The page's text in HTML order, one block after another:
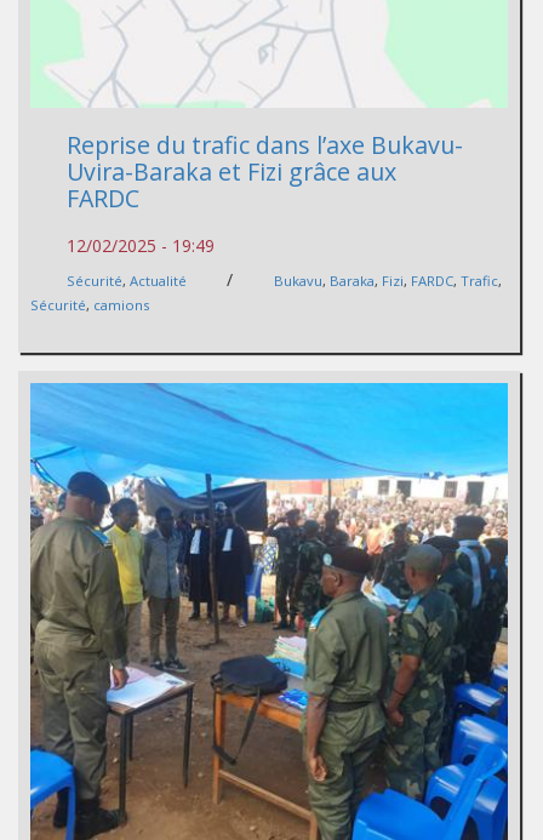
Reprise du trafic dans l’axe Bukavu-
Uvira-Baraka et Fizi grâce aux
FARDC
12/02/2025 - 19:49
Sécurité, Actualité / Bukavu, Baraka, Fizi, FARDC, Trafic,
Sécurité, camions